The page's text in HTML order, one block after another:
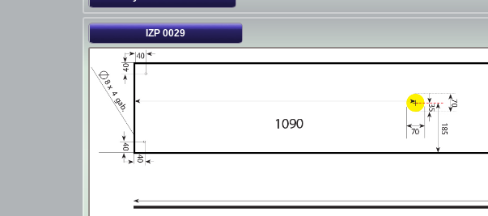
IZP 0029